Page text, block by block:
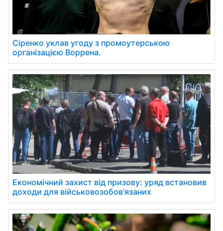
Сіренко уклав угоду з промоутерською
організацією Воррена.
Економічний захист від призову: уряд встановив
доходи для військовозобов'язаних